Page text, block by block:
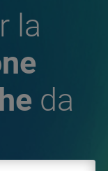
la
da